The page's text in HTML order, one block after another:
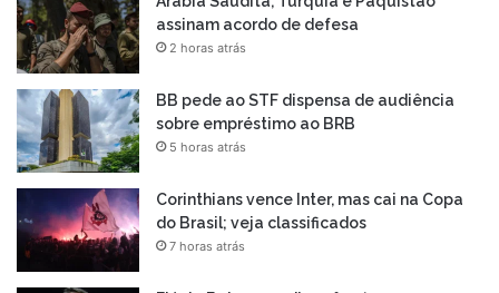
assinam acordo de defesa
2 horas atrás
BB pede ao STF dispensa de audiência
sobre empréstimo ao BRB
5 horas atrás
Corinthians vence Inter, mas cai na Copa
do Brasil; veja classificados
7 horas atrás